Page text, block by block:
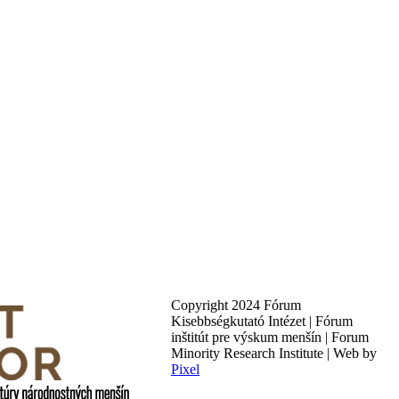
Copyright 2024 Fórum
Kisebbségkutató Intézet | Fórum
inštitút pre výskum menšín | Forum
Minority Research Institute | Web by
Pixel